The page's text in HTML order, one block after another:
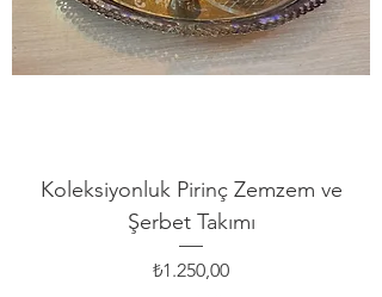
Koleksiyonluk Pirinç Zemzem ve
Şerbet Takımı
Fiyat
₺1.250,00